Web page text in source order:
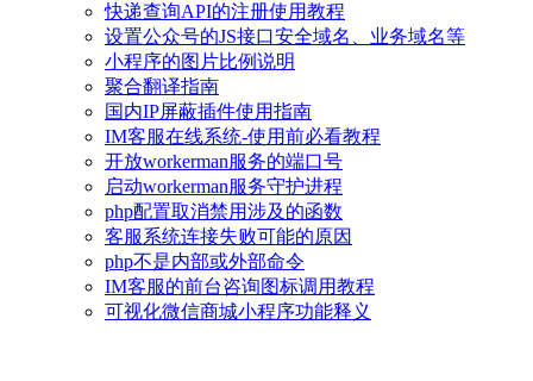
快递查询API的注册使用教程
设置公众号的JS接口安全域名、业务域名等
小程序的图片比例说明
聚合翻译指南
国内IP屏蔽插件使用指南
IM客服在线系统-使用前必看教程
开放workerman服务的端口号
启动workerman服务守护进程
php配置取消禁用涉及的函数
客服系统连接失败可能的原因
php不是内部或外部命令
IM客服的前台咨询图标调用教程
可视化微信商城小程序功能释义